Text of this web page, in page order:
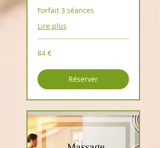
Forfait 3 séances
Lire plus
84
euros
84 €
Réserver